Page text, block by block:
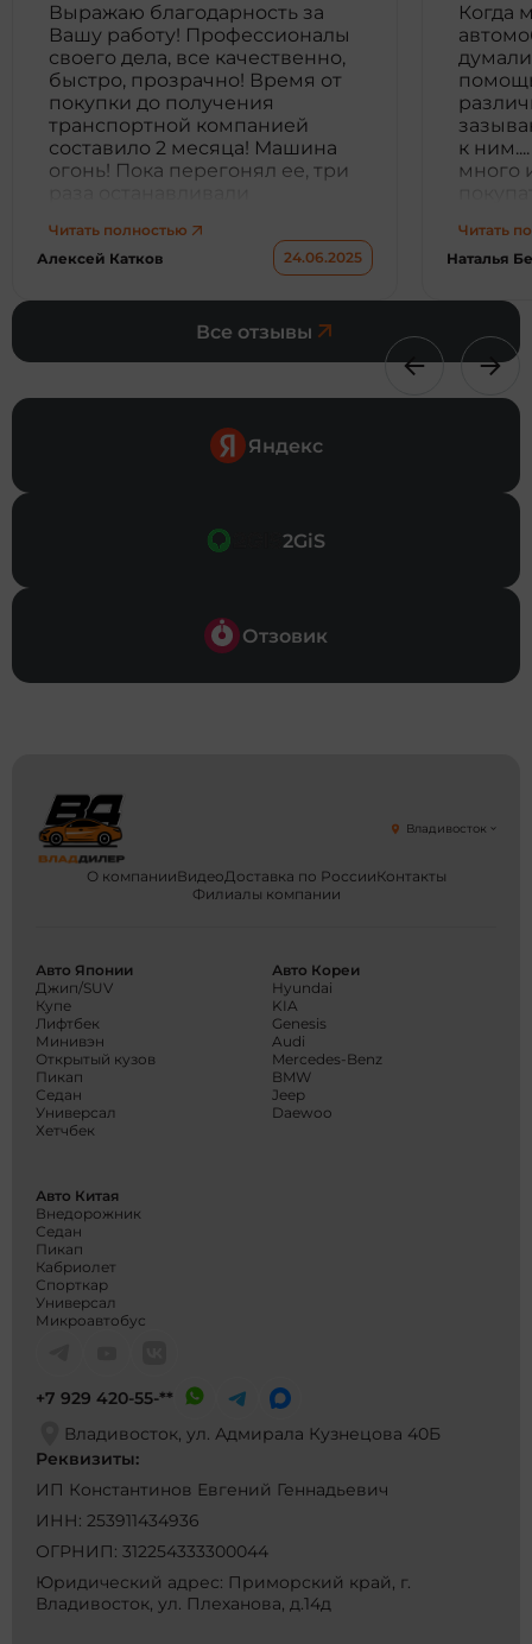
Все отзывы
Выражаю благодарность за
Вашу работу! Профессионалы
своего дела, все качественно,
быстро, прозрачно! Время от
покупки до получения
транспортной компанией
составило 2 месяца! Машина
огонь! Пока перегонял ее, три
спрашивали где заказать!
Ребята Вам процветания и
Читать полностью
Алексей Катков
24.06.2025
Когда
к
много
другая
стали
такие
сайты
нашей
Читать
Наталья
Яндекс
2GiS
Отзовик
О компанииВидеоДоставка по РоссииКонтакты
Филиалы компании
Владивосток
+7 929 420-55-**
Владивосток, ул. Адмирала Кузнецова 40Б
Реквизиты:
ИП Константинов Евгений Геннадьевич
ИНН: 253911434936
ОГРНИП: 312254333300044
Юридический адрес: Приморский край, г.
Владивосток, ул. Плеханова, д.14д
Авто Японии
Джип/SUV
Купе
Лифтбек
Минивэн
Открытый кузов
Пикап
Седан
Универсал
Хетчбек
Авто Кореи
Hyundai
KIA
Genesis
Audi
Mercedes-Benz
BMW
Jeep
Daewoo
Авто Китая
Внедорожник
Седан
Пикап
Кабриолет
Спорткар
Универсал
Микроавтобус